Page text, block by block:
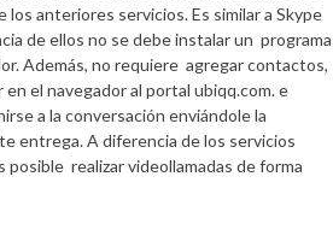
los anteriores servicios. Es similar a Skype
de ellos no se debe instalar un programa
Además, no requiere agregar contactos,
en el navegador al portal ubiqq.com. e
a la conversación enviándole la
entrega. A diferencia de los servicios
realizar videollamadas de forma